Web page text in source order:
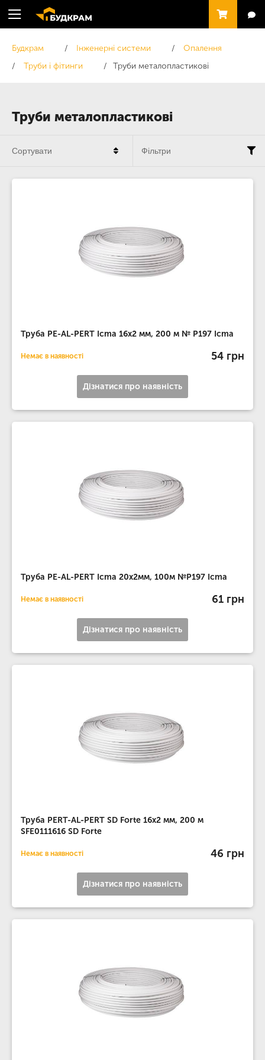
Труби металопластикові
Будкрам Інженерні системи
Опалення
Труби і фітинги
Труби металопластикові
Труба PE-AL-PERT Icma 16х2 мм, 200 м № P197 Icma
Немає в наявності 54 грн
Дізнатися про наявність
Труба PE-AL-PERT Icma 20х2мм, 100м №P197 Icma
Немає в наявності 61 грн
Дізнатися про наявність
Труба PERT-AL-PERT SD Forte 16х2 мм, 200 м
SFE0111616 SD Forte
Немає в наявності 46 грн
Дізнатися про наявність
Сортувати Фільтри